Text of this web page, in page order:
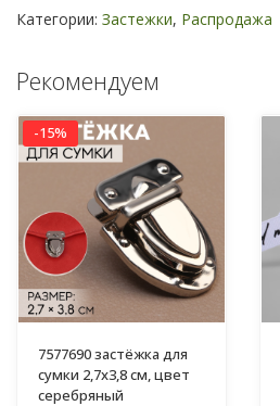
Категории: Застежки, Распродажа
Рекомендуем
-15%
7577690 застёжка для
сумки 2,7х3,8 см, цвет
серебряный